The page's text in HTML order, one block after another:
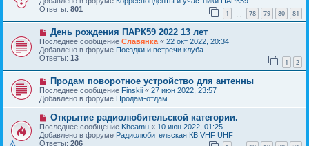
щ
н
и
е
о
с
о
о
б
щ
н
е
Ответы: 801 1 78 79 80 81
Н
о
в
о
е
с
о
о
б
е
н
и
е
День рождения ПАРК59 2022 13 лет
Последнее сообщение Славянка « 22 окт 2022, 20:34
Добавлено в форуме Поездки и встречи клуба
Ответы: 13 1 2
Н
о
в
о
с
о
о
Продам поворотное устройство для антенны
Последнее сообщение Finskii « 27 июн 2022, 23:57
Добавлено в форуме Продам-отдам
Н
о
в
о
Открытие радиолюбительской категории.
Последнее сообщение Kheamu « 10 июн 2022, 01:25
Добавлено в форуме Радиолюбительская КВ VHF UHF
Ответы: 206